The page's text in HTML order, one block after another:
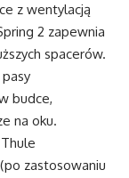
z wentylacją
2 zapewnia
spacerów.
budce,
na oku.
zastosowaniu